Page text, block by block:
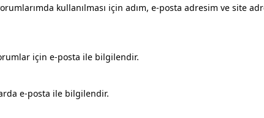
kullanılması için adım, e-posta adresim ve site
için e-posta ile bilgilendir.
e-posta ile bilgilendir.